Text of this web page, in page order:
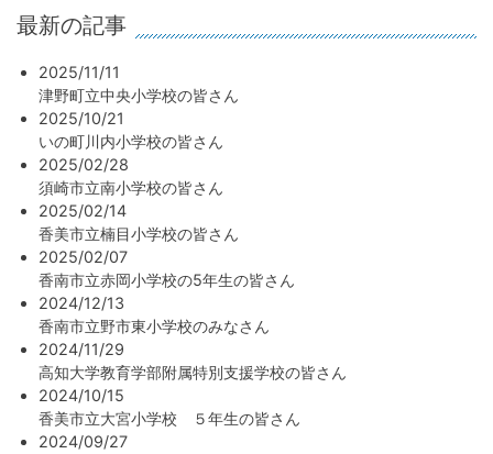
最新の記事
2025/11/11
津野町立中央小学校の皆さん
2025/10/21
いの町川内小学校の皆さん
2025/02/28
須崎市立南小学校の皆さん
2025/02/14
香美市立楠目小学校の皆さん
2025/02/07
香南市立赤岡小学校の5年生の皆さん
2024/12/13
香南市立野市東小学校のみなさん
2024/11/29
高知大学教育学部附属特別支援学校の皆さん
2024/10/15
香美市立大宮小学校 ５年生の皆さん
2024/09/27